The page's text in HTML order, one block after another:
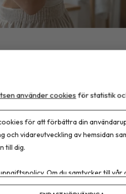
i
kunskapsläget om
(CGM). Enligt forskarna saknas
förbättrar hälsan eller
med typ 1-diabetes och används i
För personer med typ 2-
behandlingen, minska behovet av
en mindre förbättring av
använder cookies för statistik
för att förbättra din
och vidareutveckling av hemsidan
till dig.
. Om du samtycker till vår
i efterhand hittar du den möjligheten